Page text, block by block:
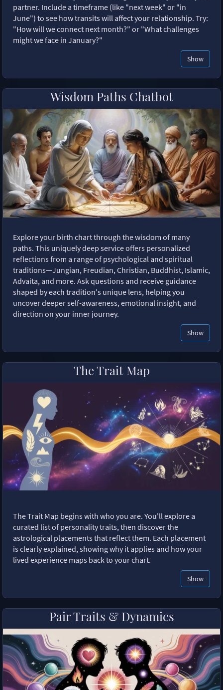
partner. Include a timeframe (like "next week" or "in
June") to see how transits will affect your relationship. Try:
"How will we connect next month?" or "What challenges
might we face in January?"
Show
Wisdom Paths Chatbot
Explore your birth chart through the wisdom of many
paths. This uniquely deep service offers personalized
reflections from a range of psychological and spiritual
traditions—Jungian, Freudian, Christian, Buddhist, Islamic,
Advaita, and more. Ask questions and receive guidance
shaped by each tradition's unique lens, helping you
uncover deeper self-awareness, emotional insight, and
direction on your inner journey.
Show
The Trait Map
The Trait Map begins with who you are. You'll explore a
curated list of personality traits, then discover the
astrological placements that reflect them. Each placement
is clearly explained, showing why it applies and how your
lived experience maps back to your chart.
Show
Pair Traits & Dynamics